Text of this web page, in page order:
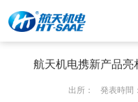
ニュースの公告
航天机电携新产品亮
出所： 発表時間